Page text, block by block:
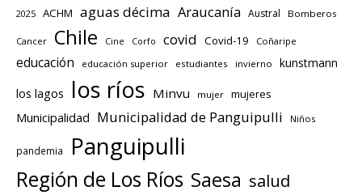
2025 ACHM aguas décima Araucanía Austral Bomberos
Cancer Chile Cine Corfo covid Covid-19 Coñaripe
educación educación superior estudiantes invierno kunstmann
los lagos los ríos Minvu mujer mujeres
Municipalidad Municipalidad de Panguipulli Niños
pandemia Panguipulli
Región de Los Ríos Saesa salud